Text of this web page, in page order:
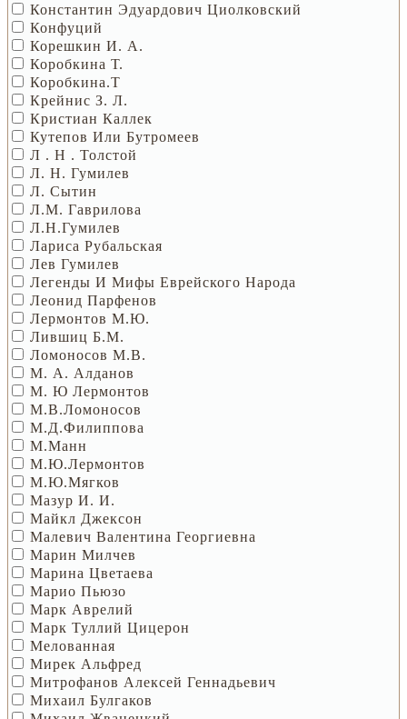
Константин Эдуардович Циолковский
Конфуций
Корешкин И. А.
Коробкина Т.
Коробкина.Т
Крейнис З. Л.
Кристиан Каллек
Кутепов Или Бутромеев
Л . Н . Толстой
Л. Н. Гумилев
Л. Сытин
Л.М. Гаврилова
Л.Н.Гумилев
Лариса Рубальская
Лев Гумилев
Легенды И Мифы Еврейского Народа
Леонид Парфенов
Лермонтов М.Ю.
Лившиц Б.М.
Ломоносов М.В.
М. А. Алданов
М. Ю Лермонтов
М.В.Ломоносов
М.Д.Филиппова
М.Манн
М.Ю.Лермонтов
М.Ю.Мягков
Мазур И. И.
Майкл Джексон
Малевич Валентина Георгиевна
Марин Милчев
Марина Цветаева
Марио Пьюзо
Марк Аврелий
Марк Туллий Цицерон
Мелованная
Мирек Альфред
Митрофанов Алексей Геннадьевич
Михаил Булгаков